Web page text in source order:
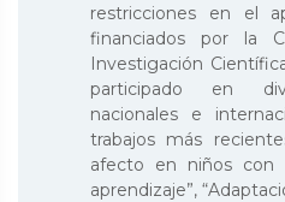
restricciones en el
financiados por la
Investigación
participado en
nacionales e
trabajos más
afecto en niños con
aprendizaje”,